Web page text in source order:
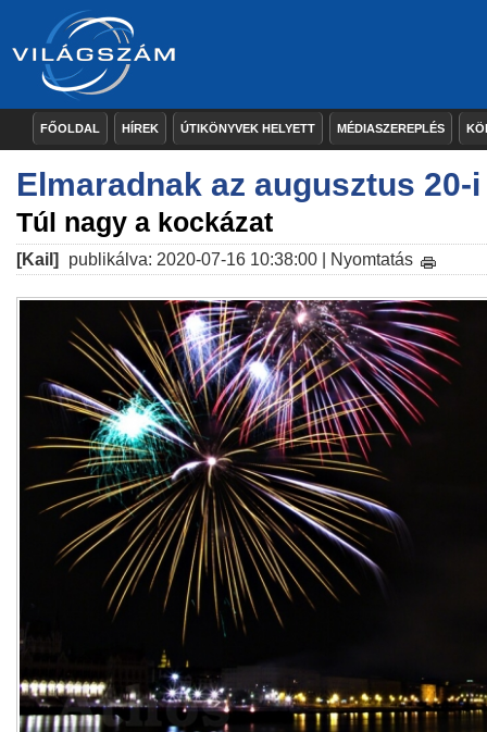
FŐOLDAL HÍREK ÚTIKÖNYVEK HELYETT MÉDIASZEREPLÉS
Elmaradnak az augusztus 20-
Túl nagy a kockázat
[Kail] publikálva: 2020-07-16 10:38:00 | Nyomtatás